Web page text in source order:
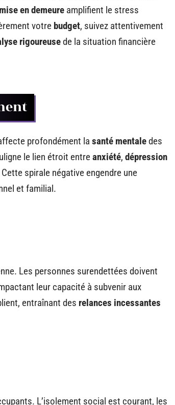
en demeure amplifient le stress
votre budget, suivez attentivement
rigoureusede la situation financière
profondément la santé mentaledes
le lien étroit entreanxiété, dépression
spirale négative engendre une
et familial.
Les personnes surendettées doivent
leur capacité à subvenir aux
entraînant des relances incessantes
L’isolement social est courant, les